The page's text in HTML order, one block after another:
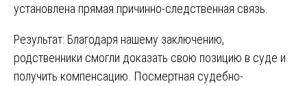
установлена прямая причинно-следственная связь.
Результат: Благодаря нашему заключению,
родственники смогли доказать свою позицию в суде и
получить компенсацию. Посмертная судебно-